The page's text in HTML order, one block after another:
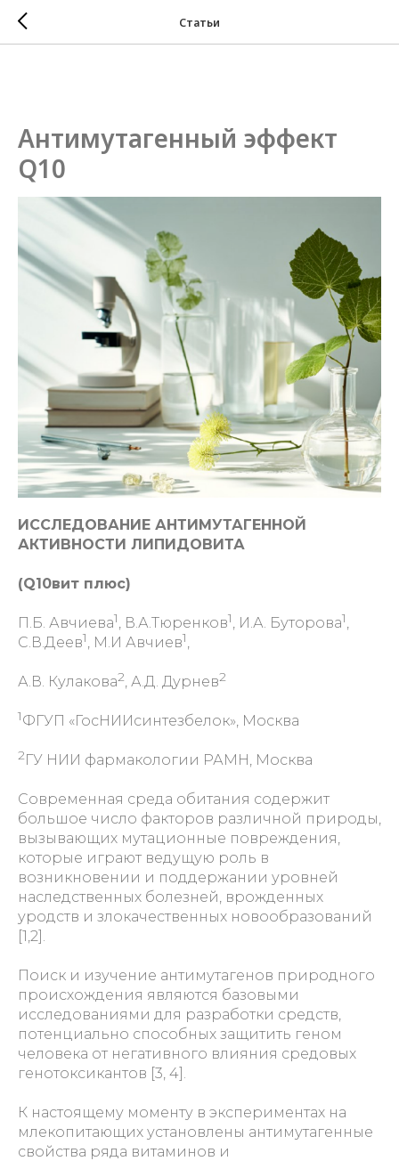
Статьи
Антимутагенный эффект
Q10
ИССЛЕДОВАНИЕ АНТИМУТАГЕННОЙ
АКТИВНОСТИ ЛИПИДОВИТА
(Q10вит плюс)
П.Б. Авчиева1, В.А.Тюренков1, И.А. Буторова1,
С.В.Деев1, М.И Авчиев1,
А.В. Кулакова2, А.Д. Дурнев2
1ФГУП «ГосНИИсинтезбелок», Москва
2ГУ НИИ фармакологии РАМН, Москва
Современная среда обитания содержит
большое число факторов различной природы,
вызывающих мутационные повреждения,
которые играют ведущую роль в
возникновении и поддержании уровней
наследственных болезней, врожденных
уродств и злокачественных новообразований
[1,2].
Поиск и изучение антимутагенов природного
происхождения являются базовыми
исследованиями для разработки средств,
потенциально способных защитить геном
человека от негативного влияния средовых
генотоксикантов [3, 4].
К настоящему моменту в экспериментах на
млекопитающих установлены антимутагенные
свойства ряда витаминов и